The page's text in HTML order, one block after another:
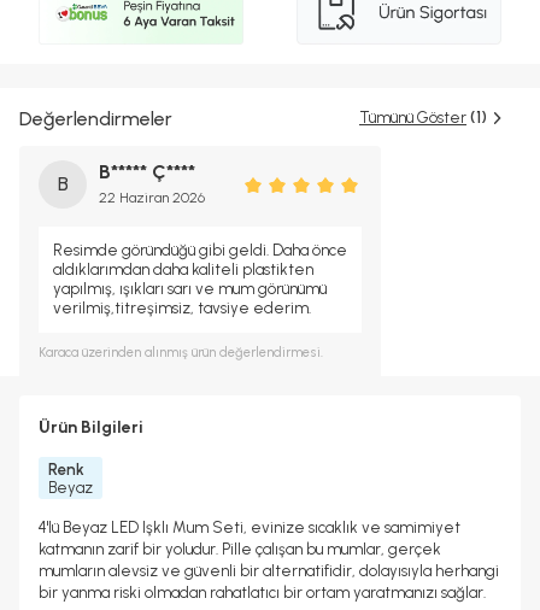
Değerlendirmeler Tümünü Göster (1)
B
B***** Ç****
22 Haziran 2026
Resimde göründüğü gibi geldi. Daha önce
aldıklarımdan daha kaliteli plastikten
yapılmış, ışıkları sarı ve mum görünümü
verilmiş,titreşimsiz, tavsiye ederim.
Karaca üzerinden alınmış ürün değerlendirmesi.
Ürün Bilgileri
Renk
Beyaz
4'lü Beyaz LED Işklı Mum Seti, evinize sıcaklık ve samimiyet
katmanın zarif bir yoludur. Pille çalışan bu mumlar, gerçek
mumların alevsiz ve güvenli bir alternatifidir, dolayısıyla herhangi
bir yanma riski olmadan rahatlatıcı bir ortam yaratmanızı sağlar.